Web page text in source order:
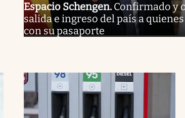
Espacio Schengen. Confirmado y
salida e ingreso del país a
con su pasaporte